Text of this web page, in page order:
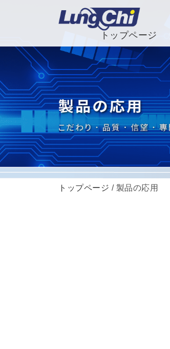
トップページ
トップページ / 製品の応用